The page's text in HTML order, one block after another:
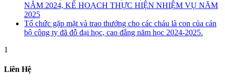
NĂM 2024, KẾ HOẠCH THỰC HIỆN NHIỆM VỤ NĂM
2025
Tổ chức gặp mặt và trao thưởng cho các cháu là con của cán
bộ công ty đã đỗ đại học, cao đẳng năm học 2024-2025.
1
Liên Hệ